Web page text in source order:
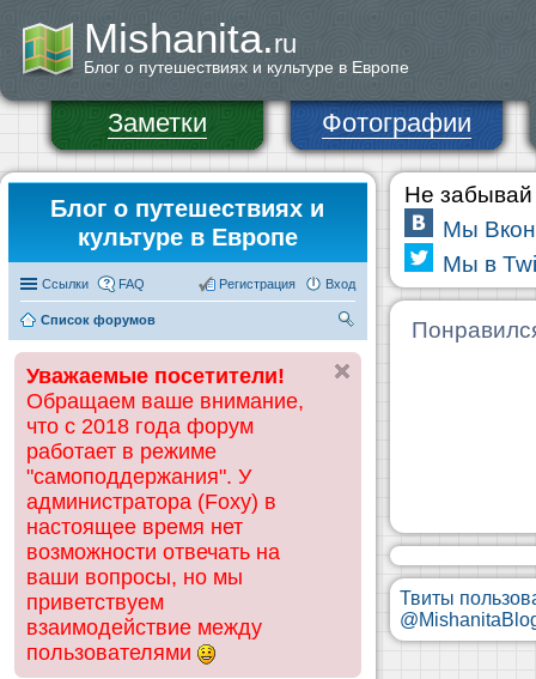
Mishanita.ru
Блог о путешествиях и культуре в Европе
Заметки Фотографии
Блог о путешествиях и
культуре в Европе
Ссылки FAQ Вход
Регистрация
Список форумов
ск
Уважаемые посетители!
Обращаем ваше внимание,
что с 2018 года форум
работает в режиме
"самоподдержания". У
администратора (Foxy) в
настоящее время нет
возможности отвечать на
ваши вопросы, но мы
приветствуем
взаимодействие между
пользователями
Не забывай
Мы
Мы в
Твиты